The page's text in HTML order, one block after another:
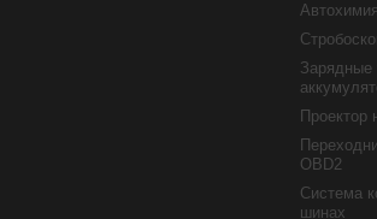
Автохимия
Зарядные
Проектор
OBD2
Система
шинах